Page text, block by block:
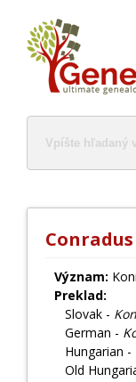
Conradus
Význam:
Preklad:
Slovak -
German -
Hungarian -
Old